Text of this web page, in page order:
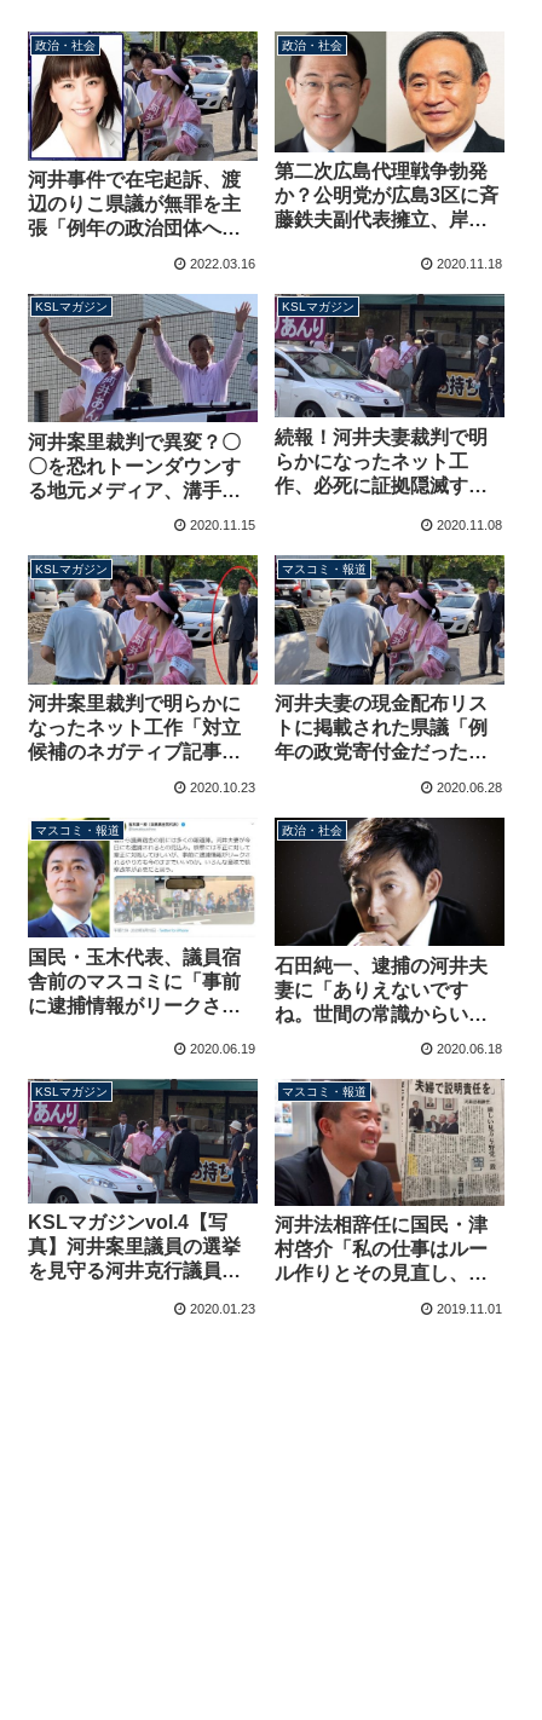
政治・社会
河井事件で在宅起訴、渡
辺のりこ県議が無罪を主
張「例年の政治団体への
金収支報告書に記載」冤
罪の可能性
2022.03.16
政治・社会
第二次広島代理戦争勃発
か？公明党が広島3区に斉
藤鉄夫副代表擁立、岸田
い、お断りしたことだ」
県連は予定通り独自候補
の公募を開始
2020.11.18
KSLマガジン
河井案里裁判で異変？〇
〇を恐れトーンダウンす
る地元メディア、溝手陣
営の買収の可能性まで指
2020.11.15
KSLマガジン
続報！河井夫妻裁判で明
らかになったネット工
作、必死に証拠隠滅する
2020.11.08
KSLマガジン
河井案里裁判で明らかに
なったネット工作「対立
候補のネガティブ記事投
説！裁判で名前の上がら
なかった〇〇さんも覚悟
しておこう【マガジン59
号】
2020.10.23
マスコミ・報道
河井夫妻の現金配布リス
トに掲載された県議「例
年の政党寄付金だった」
そのまま公表か？
2020.06.28
マスコミ・報道
国民・玉木代表、議員宿
舎前のマスコミに「事前
に逮捕情報がリークされ
か。検察改革が必要だ」
2020.06.19
政治・社会
石田純一、逮捕の河井夫
妻に「ありえないです
ね。世間の常識からいっ
たら」新型コロナに感染
先を休館させた人がなに
を？
2020.06.18
KSLマガジン
KSLマガジンvol.4【写
真】河井案里議員の選挙
を見守る河井克行議員の
地検リーク情報を鵜呑み
2020.01.23
マスコミ・報道
河井法相辞任に国民・津
村啓介「私の仕事はルー
ル作りとその見直し、誰
したくない」←新聞では
2019.11.01